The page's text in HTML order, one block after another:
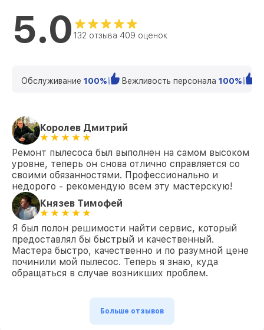
5.0 132 отзыва 409 оценок
Обслуживание 100% Вежливость персонала 100%
Королев Дмитрий
Ремонт пылесоса был выполнен на самом высоком
уровне, теперь он снова отлично справляется со
своими обязанностями. Профессионально и
недорого - рекомендую всем эту мастерскую!
Князев Тимофей
Я был полон решимости найти сервис, который
предоставлял бы быстрый и качественный.
Мастера быстро, качественно и по разумной цене
починили мой пылесос. Теперь я знаю, куда
обращаться в случае возникших проблем.
Больше отзывов